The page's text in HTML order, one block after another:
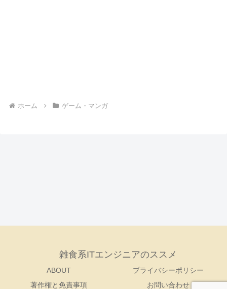
ホーム ゲーム・マンガ
雑食系ITエンジニアのススメ
ABOUT
プライバシーポリシー
著作権と免責事項
お問い合わせ